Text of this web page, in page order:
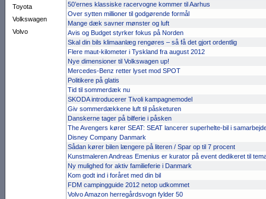
Toyota
Volkswagen
Volvo
50’ernes klassiske racervogne kommer til Aarhus
Over sytten millioner til godgørende formål
Mange dæk savner mønster og luft
Avis og Budget styrker fokus på Norden
Skal din bils klimaanlæg rengøres – så få det gjort ordentlig
Flere maut-kilometer i Tyskland fra august 2012
Nye dimensioner til Volkswagen up!
Mercedes-Benz retter lyset mod SPOT
Politikere på glatis
Tid til sommerdæk nu
SKODA introducerer Tivoli kampagnemodel
Giv sommerdækkene luft til påsketuren
Danskerne tager på bilferie i påsken
The Avengers kører SEAT: SEAT lancerer superhelte-bil i
Disney Company Danmark
Sådan kører bilen længere på literen / Spar op til 7 procent
Kunstmaleren Andreas Emenius er kurator på event dedikeret til
Ny mulighed for aktiv familieferie i Danmark
Kom godt ind i foråret med din bil
FDM campingguide 2012 netop udkommet
Volvo Amazon herregårdsvogn fylder 50